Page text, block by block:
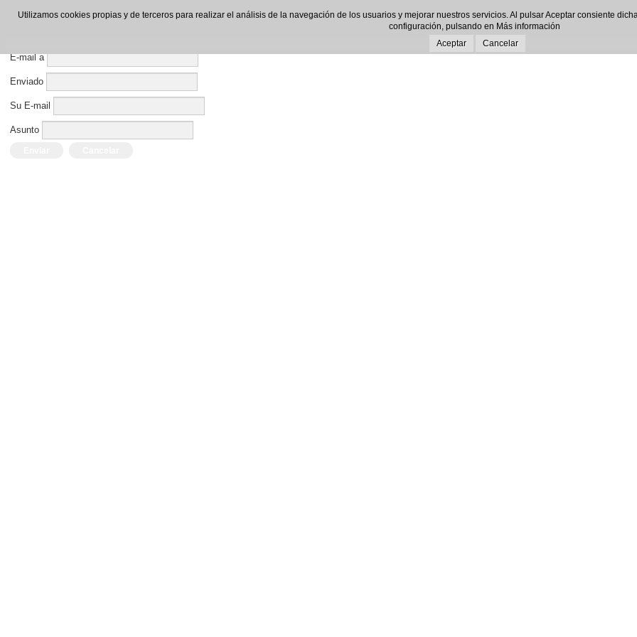
Enviar por E-mail este enlace a un amigo.
E-mail a
Enviado
Su E-mail
Asunto
Utilizamos cookies propias y de terceros para realizar el análisis de la navegación de los usuarios y mejorar nuestros servicios. Al pulsar Aceptar consiente
configuración, pulsando en Más información
Aceptar
Cancelar